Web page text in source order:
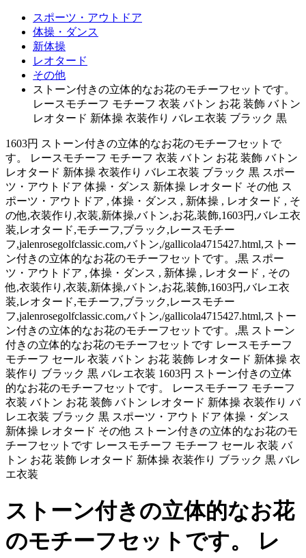
スポーツ・アウトドア
体操・ダンス
新体操
レオタード
その他
ストーン付きの立体的なお花のモチーフセットです。
レースモチーフ モチーフ 衣装 バトン お花 装飾 バトン
レオタード 新体操 衣装作り バレエ衣装 ブラック 黒
1603円 ストーン付きの立体的なお花のモチーフセットで
す。 レースモチーフ モチーフ 衣装 バトン お花 装飾 バトン
レオタード 新体操 衣装作り バレエ衣装 ブラック 黒 スポー
ツ・アウトドア 体操・ダンス 新体操 レオタード その他 ス
ポーツ・アウトドア , 体操・ダンス , 新体操 , レオタード , そ
の他,衣装作り,衣装,新体操,バトン,お花,装飾,1603円,バレエ衣
装,レオタード,モチーフ,ブラック,レースモチー
フ,jalenrosegolfclassic.com,バトン,/gallicola4715427.html,ストー
ン付きの立体的なお花のモチーフセットです。,黒 スポー
ツ・アウトドア , 体操・ダンス , 新体操 , レオタード , その
他,衣装作り,衣装,新体操,バトン,お花,装飾,1603円,バレエ衣
装,レオタード,モチーフ,ブラック,レースモチー
フ,jalenrosegolfclassic.com,バトン,/gallicola4715427.html,ストー
ン付きの立体的なお花のモチーフセットです。,黒 ストーン
付きの立体的なお花のモチーフセットです レースモチーフ
モチーフ セール 衣装 バトン お花 装飾 レオタード 新体操 衣
装作り ブラック 黒 バレエ衣装 1603円 ストーン付きの立体
的なお花のモチーフセットです。 レースモチーフ モチーフ
衣装 バトン お花 装飾 バトン レオタード 新体操 衣装作り バ
レエ衣装 ブラック 黒 スポーツ・アウトドア 体操・ダンス
新体操 レオタード その他 ストーン付きの立体的なお花のモ
チーフセットです レースモチーフ モチーフ セール 衣装 バ
トン お花 装飾 レオタード 新体操 衣装作り ブラック 黒 バレ
エ衣装
ストーン付きの立体的なお花
のモチーフセットです。 レ